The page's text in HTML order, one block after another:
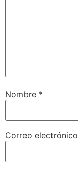
Nombre *
Correo electrónico